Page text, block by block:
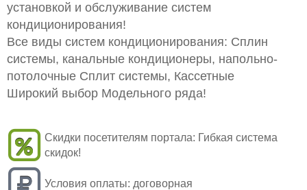
установкой и обслуживание систем
кондиционирования!
Все виды систем кондиционирования: Сплин
системы, канальные кондиционеры, напольно-
потолочные Сплит системы, Кассетные
Широкий выбор Модельного ряда!
Скидки посетителям портала: Гибкая система
скидок!
Условия оплаты: договорная